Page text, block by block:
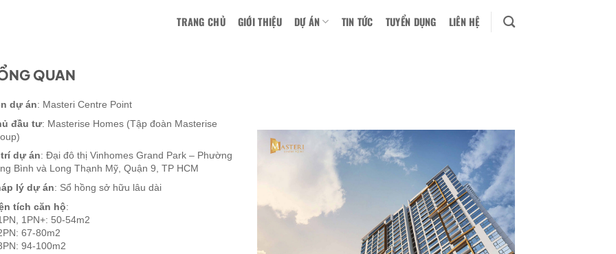
TRANG CHỦ GIỚI THIỆU DỰ ÁN TIN TỨC TUYỂN DỤNG LIÊN HỆ
QUAN
dự án: Masteri Centre Point
đầu tư: Masterise Homes (Tập đoàn Masterise
dự án: Đại đô thị Vinhomes Grand Park – Phường
Bình và Long Thạnh Mỹ, Quận 9, TP HCM
lý dự án: Sổ hồng sở hữu lâu dài
tích căn hộ:
1PN+: 50-54m2
67-80m2
94-100m2